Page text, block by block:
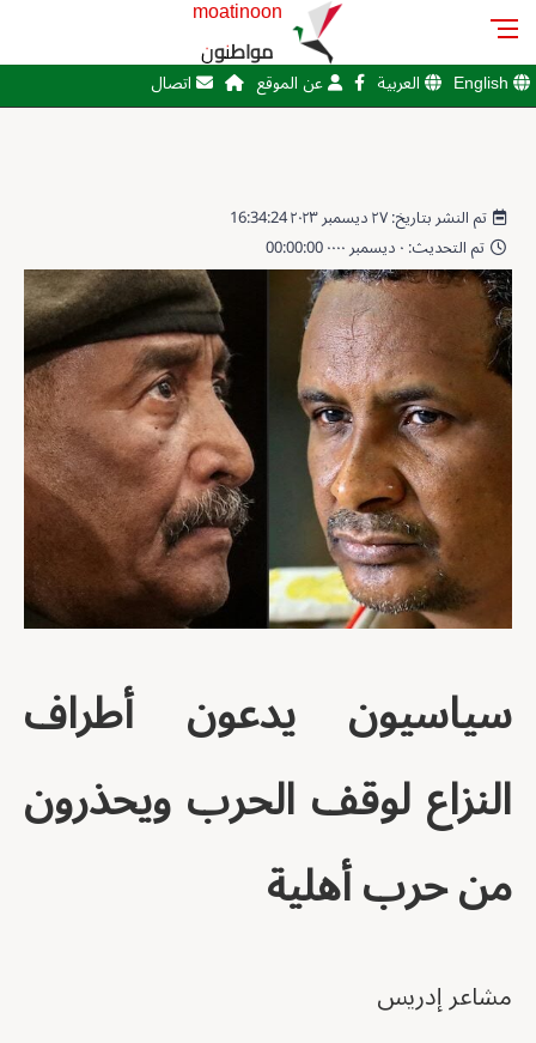
moatinoon
مواطنون
English العربية عن الموقع اتصال
تم النشر بتاريخ: ٢٧ ديسمبر ٢٠٢٣ 16:34:24
تم التحديث: ٠ ديسمبر ٠٠٠٠ 00:00:00
سياسيون يدعون أطراف
النزاع لوقف الحرب ويحذرون
من حرب أهلية
مشاعر إدريس